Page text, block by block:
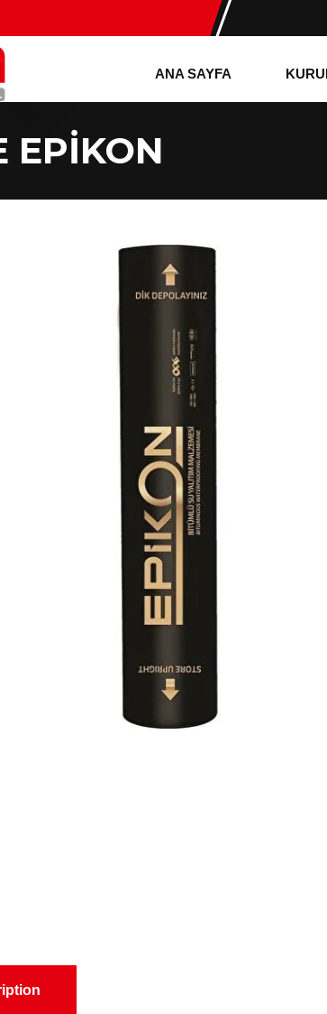
ANA SAYFA
EPİKON